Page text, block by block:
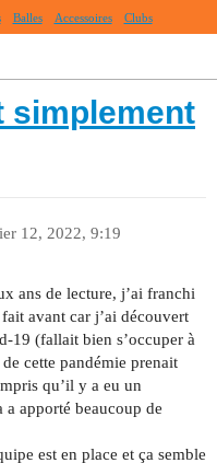
Balles Accessoires Clubs
simplement
12, 2022, 9:19
ans de lecture, j’ai franchi
avant car j’ai découvert
19 (fallait bien s’occuper à
cette pandémie prenait
qu’il y a eu un
apporté beaucoup de
est en place et ça semble